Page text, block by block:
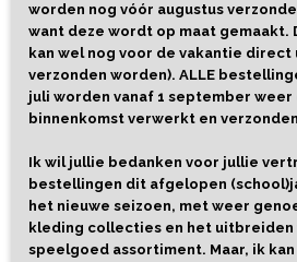
worden nog vóór augustus
want deze wordt op maat gemaakt.
kan wel nog voor de vakantie
verzonden worden). ALLE
juli worden vanaf 1 september weer
binnenkomst verwerkt en
Ik wil jullie bedanken voor jullie
bestellingen dit afgelopen
het nieuwe seizoen, met weer
kleding collecties en het uitbreiden
speelgoed assortiment. Maar, ik